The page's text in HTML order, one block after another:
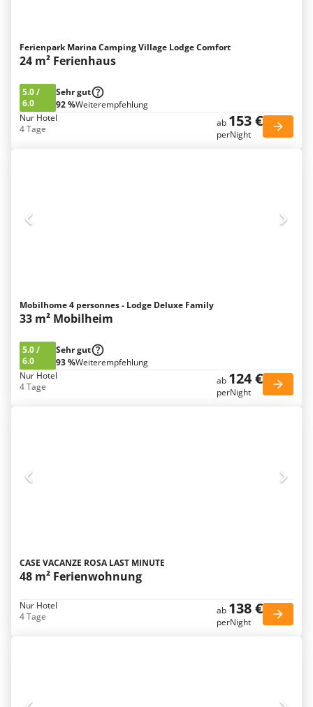
Ferienpark Marina Camping Village Lodge Comfort
24 m² Ferienhaus
5.0/
6.0
Sehr gut
92 %Weiterempfehlung
Nur Hotel
4 Tage
ab 153 €
perNight
Mobilhome 4 personnes - Lodge Deluxe Family
33 m² Mobilheim
5.0/
6.0
Sehr gut
93 %Weiterempfehlung
Nur Hotel
4 Tage
ab 124 €
perNight
CASE VACANZE ROSA LAST MINUTE
48 m² Ferienwohnung
Nur Hotel
4 Tage
ab 138 €
perNight